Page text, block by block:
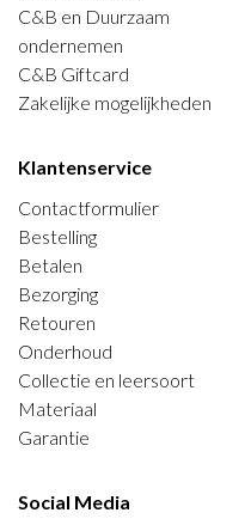
C&B en Duurzaam
ondernemen
C&B Giftcard
Zakelijke mogelijkheden
Klantenservice
Contactformulier
Bestelling
Betalen
Bezorging
Retouren
Onderhoud
Collectie en leersoort
Materiaal
Garantie
Social Media